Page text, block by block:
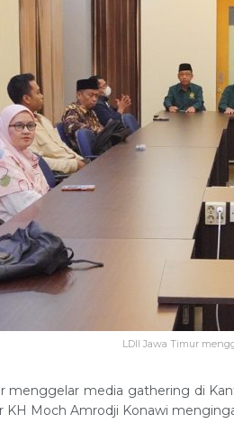
LDII Jawa Timur
menggelar media gathering di
KH Moch Amrodji Konawi